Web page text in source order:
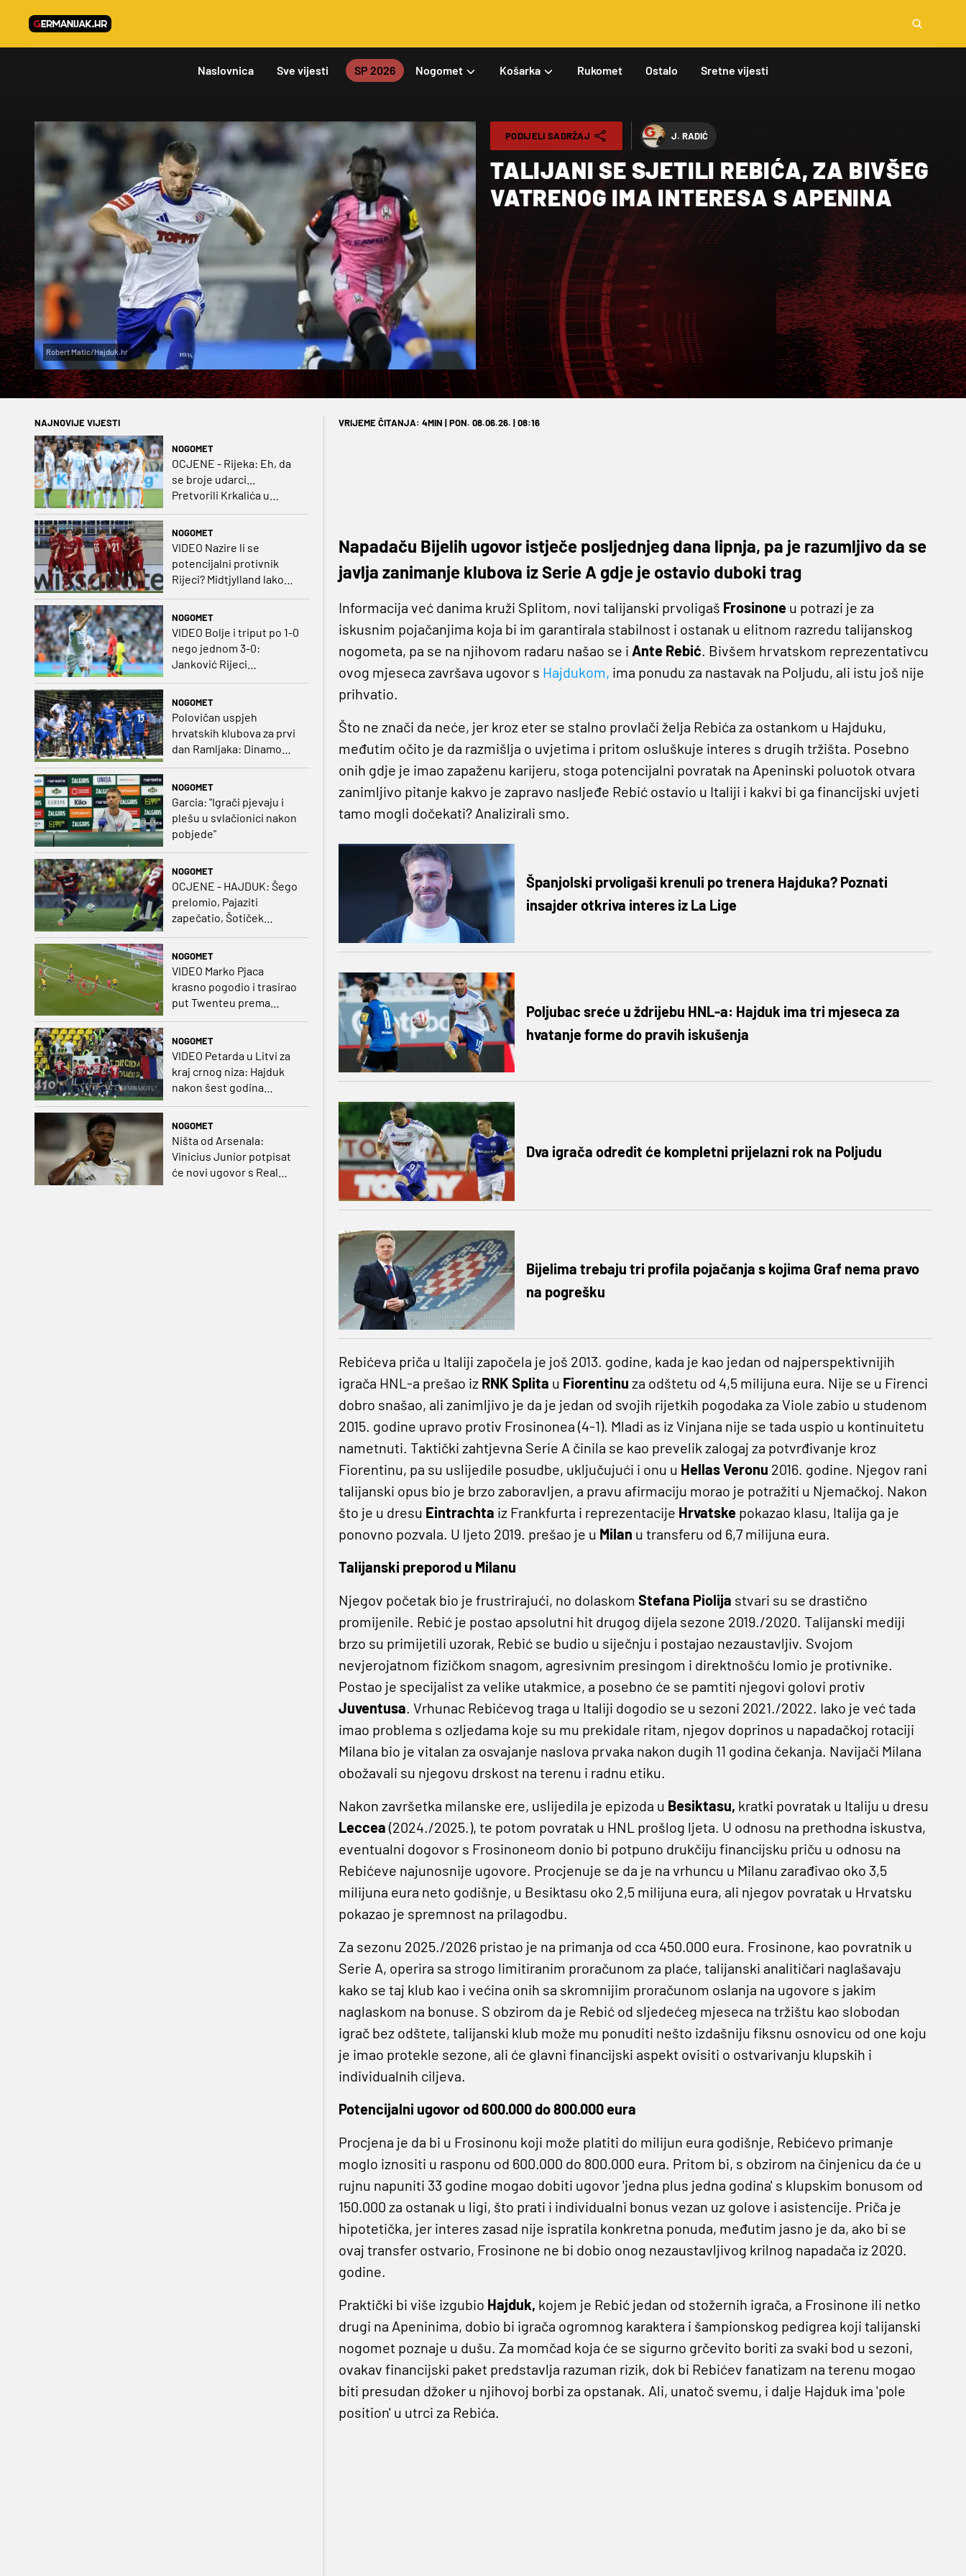
Naslovnica Sve vijesti SP 2026 Nogomet Košarka Rukomet Ostalo Sretne vijesti
Robert Matic/Hajduk.hr
PODIJELI SADRŽAJ J. RADIĆ
TALIJANI SE SJETILI REBIĆA, ZA BIVŠEG
VATRENOG IMA INTERESA S APENINA
NAJNOVIJE VIJESTI
NOGOMET
OCJENE - Rijeka: Eh, da
se broje udarci...
Pretvorili Krkalića u
NOGOMET
VIDEO Nazire li se
potencijalni protivnik
Rijeci? Midtjylland lako
NOGOMET
VIDEO Bolje i triput po 1-0
nego jednom 3-0:
Janković Rijeci
projektilom donio slavlje
protivnika
NOGOMET
Polovičan uspjeh
hrvatskih klubova za prvi
dan Ramljaka: Dinamo
poražen od Juventusa,
NOGOMET
Garcia: "Igrači pjevaju i
plešu u svlačionici nakon
pobjede"
NOGOMET
OCJENE - HAJDUK: Šego
prelomio, Pajaziti
zapečatio, Šotiček
NOGOMET
VIDEO Marko Pjaca
krasno pogodio i trasirao
put Twenteu prema
važnoj pobjedi
NOGOMET
VIDEO Petarda u Litvi za
kraj crnog niza: Hajduk
nakon šest godina
NOGOMET
Ništa od Arsenala:
Vinicius Junior potpisat
će novi ugovor s Real
VRIJEME ČITANJA: 4MIN | PON. 08.06.26. | 08:16
Napadaču Bijelih ugovor istječe posljednjeg dana lipnja, pa je razumljivo da se
javlja zanimanje klubova iz Serie A gdje je ostavio duboki trag
Informacija već danima kruži Splitom, novi talijanski prvoligaš Frosinoneu potrazi je za
iskusnim pojačanjima koja bi im garantirala stabilnost i ostanak u elitnom razredu talijanskog
nogometa, pa se na njihovom radaru našao se i Ante Rebić. Bivšem hrvatskom reprezentativcu
ovog mjeseca završava ugovor s Hajdukom, ima ponudu za nastavak na Poljudu, ali istu još nije
prihvatio.
Što ne znači da neće, jer kroz eter se stalno provlači želja Rebića za ostankom u Hajduku,
međutim očito je da razmišlja o uvjetima i pritom osluškuje interes s drugih tržišta. Posebno
onih gdje je imao zapaženu karijeru, stoga potencijalni povratak na Apeninski poluotok otvara
zanimljivo pitanje kakvo je zapravo nasljeđe Rebić ostavio u Italiji i kakvi bi ga financijski uvjeti
tamo mogli dočekati? Analizirali smo.
Španjolski prvoligaši krenuli po trenera Hajduka? Poznati
insajder otkriva interes iz La Lige
Poljubac sreće u ždrijebu HNL-a: Hajduk ima tri mjeseca za
hvatanje forme do pravih iskušenja
Dva igrača odredit će kompletni prijelazni rok na Poljudu
Bijelima trebaju tri profila pojačanja s kojima Graf nema pravo
na pogrešku
Rebićeva priča u Italiji započela je još 2013. godine, kada je kao jedan od najperspektivnijih
igrača HNL-a prešao iz RNK Splita u Fiorentinu za odštetu od 4,5 milijuna eura. Nije se u Firenci
dobro snašao, ali zanimljivo je da je jedan od svojih rijetkih pogodaka za Viole zabio u studenom
2015. godine upravo protiv Frosinonea (4-1). Mladi as iz Vinjana nije se tada uspio u kontinuitetu
nametnuti. Taktički zahtjevna Serie A činila se kao prevelik zalogaj za potvrđivanje kroz
Fiorentinu, pa su uslijedile posudbe, uključujući i onu u Hellas Veronu 2016. godine. Njegov rani
talijanski opus bio je brzo zaboravljen, a pravu afirmaciju morao je potražiti u Njemačkoj. Nakon
što je u dresu Eintrachta iz Frankfurta i reprezentacije Hrvatskepokazao klasu, Italija ga je
ponovno pozvala. U ljeto 2019. prešao je u Milan u transferu od 6,7 milijuna eura.
Talijanski preporod u Milanu
Njegov početak bio je frustrirajući, no dolaskom Stefana Piolija stvari su se drastično
promijenile. Rebić je postao apsolutni hit drugog dijela sezone 2019./2020. Talijanski mediji
brzo su primijetili uzorak, Rebić se budio u siječnju i postajao nezaustavljiv. Svojom
nevjerojatnom fizičkom snagom, agresivnim presingom i direktnošću lomio je protivnike.
Postao je specijalist za velike utakmice, a posebno će se pamtiti njegovi golovi protiv
Juventusa. Vrhunac Rebićevog traga u Italiji dogodio se u sezoni 2021./2022. Iako je već tada
imao problema s ozljedama koje su mu prekidale ritam, njegov doprinos u napadačkoj rotaciji
Milana bio je vitalan za osvajanje naslova prvaka nakon dugih 11 godina čekanja. Navijači Milana
obožavali su njegovu drskost na terenu i radnu etiku.
Nakon završetka milanske ere, uslijedila je epizoda u Besiktasu, kratki povratak u Italiju u dresu
Leccea (2024./2025.), te potom povratak u HNL prošlog ljeta. U odnosu na prethodna iskustva,
eventualni dogovor s Frosinoneom donio bi potpuno drukčiju financijsku priču u odnosu na
Rebićeve najunosnije ugovore. Procjenuje se da je na vrhuncu u Milanu zarađivao oko 3,5
milijuna eura neto godišnje, u Besiktasu oko 2,5 milijuna eura, ali njegov povratak u Hrvatsku
pokazao je spremnost na prilagodbu.
Za sezonu 2025./2026 pristao je na primanja od cca 450.000 eura. Frosinone, kao povratnik u
Serie A, operira sa strogo limitiranim proračunom za plaće, talijanski analitičari naglašavaju
kako se taj klub kao i većina onih sa skromnijim proračunom oslanja na ugovore s jakim
naglaskom na bonuse. S obzirom da je Rebić od sljedećeg mjeseca na tržištu kao slobodan
igrač bez odštete, talijanski klub može mu ponuditi nešto izdašniju fiksnu osnovicu od one koju
je imao protekle sezone, ali će glavni financijski aspekt ovisiti o ostvarivanju klupskih i
individualnih ciljeva.
Potencijalni ugovor od 600.000 do 800.000 eura
Procjena je da bi u Frosinonu koji može platiti do milijun eura godišnje, Rebićevo primanje
moglo iznositi u rasponu od 600.000 do 800.000 eura. Pritom bi, s obzirom na činjenicu da će u
rujnu napuniti 33 godine mogao dobiti ugovor 'jedna plus jedna godina' s klupskim bonusom od
150.000 za ostanak u ligi, što prati i individualni bonus vezan uz golove i asistencije. Priča je
hipotetička, jer interes zasad nije ispratila konkretna ponuda, međutim jasno je da, ako bi se
ovaj transfer ostvario, Frosinone ne bi dobio onog nezaustavljivog krilnog napadača iz 2020.
godine.
Praktički bi više izgubio Hajduk, kojem je Rebić jedan od stožernih igrača, a Frosinone ili netko
drugi na Apeninima, dobio bi igrača ogromnog karaktera i šampionskog pedigrea koji talijanski
nogomet poznaje u dušu. Za momčad koja će se sigurno grčevito boriti za svaki bod u sezoni,
ovakav financijski paket predstavlja razuman rizik, dok bi Rebićev fanatizam na terenu mogao
biti presudan džoker u njihovoj borbi za opstanak. Ali, unatoč svemu, i dalje Hajduk ima 'pole
position' u utrci za Rebića.